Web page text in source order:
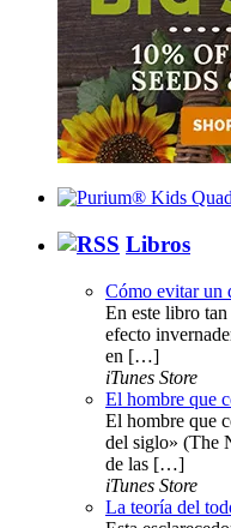
Libros
Cómo evitar un
En este libro
efecto
en […]
iTunes Store
El hombre que
El hombre que
del siglo» (The
de las […]
iTunes Store
La teoría del